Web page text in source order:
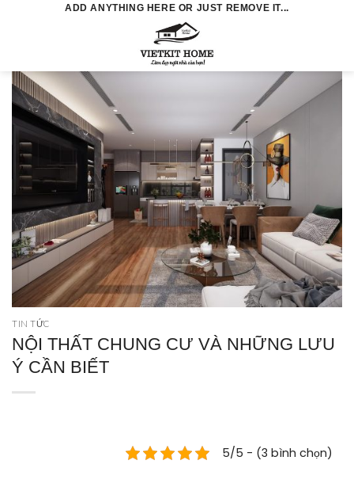
ADD ANYTHING HERE OR JUST REMOVE IT...
TIN TỨC
NỘI THẤT CHUNG CƯ VÀ NHỮNG LƯU
Ý CẦN BIẾT
5/5 - (3 bình chọn)